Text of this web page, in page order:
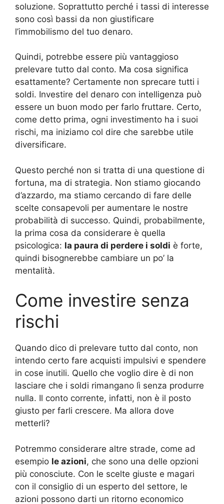
soluzione. Soprattutto perché i tassi di interesse
sono così bassi da non giustificare
l’immobilismo del tuo denaro.
Quindi, potrebbe essere più vantaggioso
prelevare tutto dal conto. Ma cosa significa
esattamente? Certamente non sprecare tutti i
soldi. Investire del denaro con intelligenza può
essere un buon modo per farlo fruttare. Certo,
come detto prima, ogni investimento ha i suoi
rischi, ma iniziamo col dire che sarebbe utile
diversificare.
Questo perché non si tratta di una questione di
fortuna, ma di strategia. Non stiamo giocando
d’azzardo, ma stiamo cercando di fare delle
scelte consapevoli per aumentare le nostre
probabilità di successo. Quindi, probabilmente,
la prima cosa da considerare è quella
psicologica: la paura di perdere i soldi è forte,
quindi bisognerebbe cambiare un po’ la
mentalità.
Come investire senza
rischi
Quando dico di prelevare tutto dal conto, non
intendo certo fare acquisti impulsivi e spendere
in cose inutili. Quello che voglio dire è di non
lasciare che i soldi rimangano lì senza produrre
nulla. Il conto corrente, infatti, non è il posto
giusto per farli crescere. Ma allora dove
metterli?
Potremmo considerare altre strade, come ad
esempio le azioni, che sono una delle opzioni
più conosciute. Con le scelte giuste e magari
con il consiglio di un esperto del settore, le
azioni possono darti un ritorno economico